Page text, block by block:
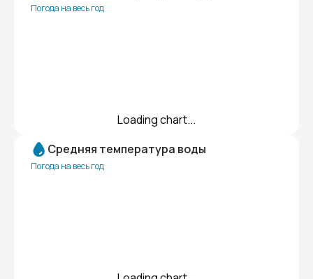
Погода на весь год
Loading chart...
Средняя температура воды
Погода на весь год